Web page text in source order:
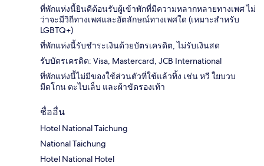
ที่พักแห่งนี้ยินดีต้อนรับผู้เข้าพักที่มีความหลากหลายทางเพศ ไม่
ว่าจะมีวิถีทางเพศและอัตลักษณ์ทางเพศใด (เหมาะสำหรับ
LGBTQ+)
ที่พักแห่งนี้รับชำระเงินด้วยบัตรเครดิต, ไม่รับเงินสด
รับบัตรเครดิต: Visa, Mastercard, JCB International
ที่พักแห่งนี้ไม่มีของใช้ส่วนตัวที่ใช้แล้วทิ้ง เช่น หวี ใยบวบ
มีดโกน ตะไบเล็บ และผ้าขัดรองเท้า
ชื่ออื่น
Hotel National Taichung
National Taichung
Hotel National Hotel